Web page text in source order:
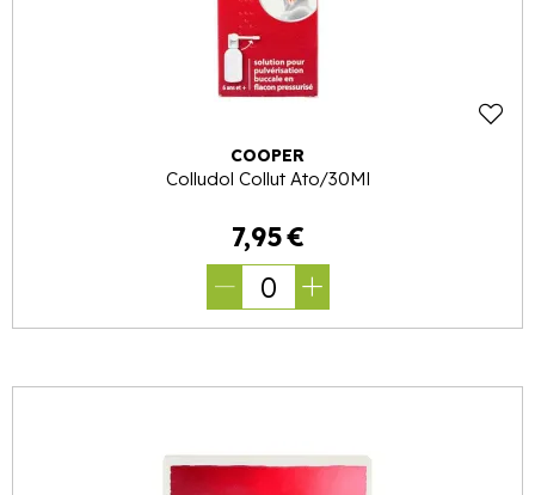
COOPER
Colludol Collut Ato/30Ml
7,95€
0